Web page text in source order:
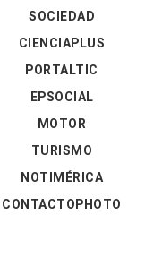
SOCIEDAD
CIENCIAPLUS
PORTALTIC
EPSOCIAL
MOTOR
TURISMO
NOTIMÉRICA
CONTACTOPHOTO